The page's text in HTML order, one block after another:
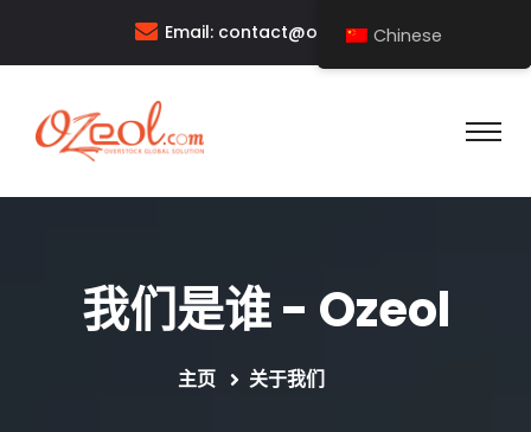
Email: contact@ozeol.com
我们是谁 - Ozeol
主页 关于我们
Chinese